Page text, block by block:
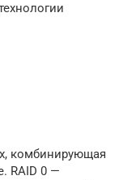
комбинирующая
RAID 0 —